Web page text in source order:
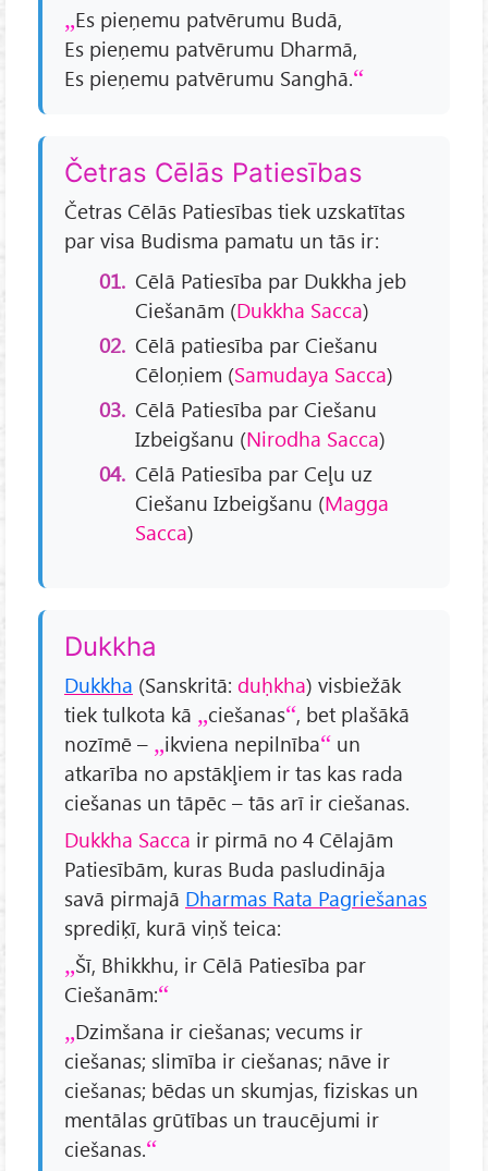
Es pieņemu patvērumu Budā,
Es pieņemu patvērumu Dharmā,
Es pieņemu patvērumu Sanghā.
Četras Cēlās Patiesības
Četras Cēlās Patiesības tiek uzskatītas
par visa Budisma pamatu un tās ir:
Cēlā Patiesība par Dukkha jeb
Ciešanām (Dukkha Sacca)
Cēlā patiesība par Ciešanu
Cēloņiem (Samudaya Sacca)
Cēlā Patiesība par Ciešanu
Izbeigšanu (Nirodha Sacca)
Cēlā Patiesība par Ceļu uz
Ciešanu Izbeigšanu (Magga
Sacca)
Dukkha
Dukkha (Sanskritā: duḥkha) visbiežāk
tiek tulkota kā
ciešanas , bet plašākā
nozīmē –
ikviena nepilnība
un
atkarība no apstākļiem ir tas kas rada
ciešanas un tāpēc – tās arī ir ciešanas.
Dukkha Sacca ir pirmā no 4 Cēlajām
Patiesībām, kuras Buda pasludināja
savā pirmajā Dharmas Rata Pagriešanas
sprediķī, kurā viņš teica:
Šī, Bhikkhu, ir Cēlā Patiesība par
Ciešanām:
Dzimšana ir ciešanas; vecums ir
ciešanas; slimība ir ciešanas; nāve ir
ciešanas; bēdas un skumjas, fiziskas un
mentālas grūtības un traucējumi ir
ciešanas.